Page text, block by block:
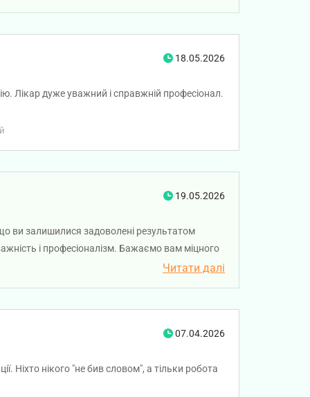
18.05.2026
Лікар дуже уважний і справжній професіонал.
19.05.2026
ви залишилися задоволені результатом
і професіоналізм. Бажаємо вам міцного
Читати далі
07.04.2026
Ніхто нікого "не бив словом", а тільки робота